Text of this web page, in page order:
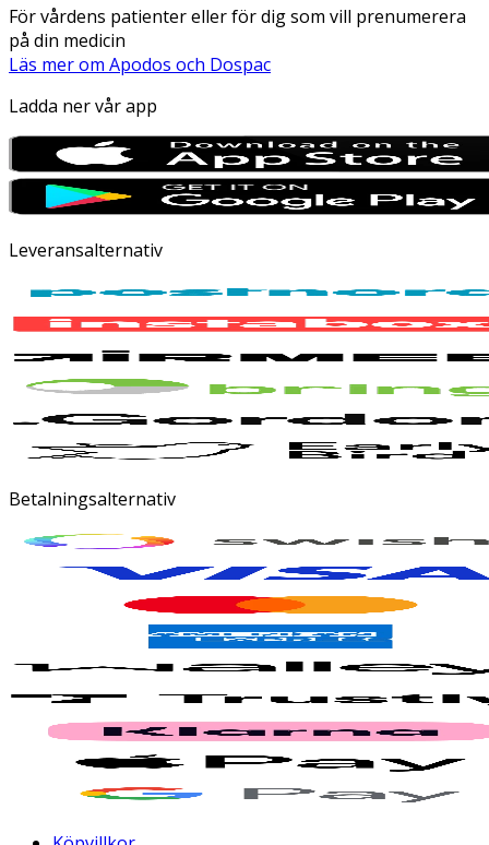
För vårdens patienter eller för dig som vill prenumerera
på din medicin
Läs mer om Apodos och Dospac
Ladda ner vår app
Leveransalternativ
Betalningsalternativ